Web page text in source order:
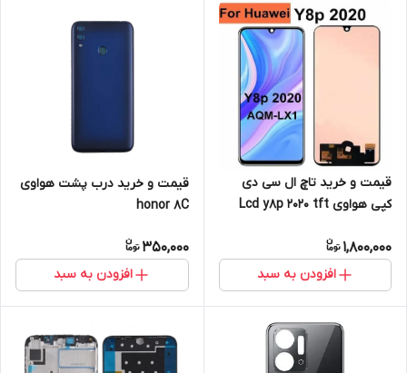
قیمت و خرید تاچ ال سی دی
کپی هواوی Lcd y8p 2020 tft
1,800,000
افزودن به سبد
قیمت و خرید درب پشت هواوی
honor 8C
350,000
افزودن به سبد